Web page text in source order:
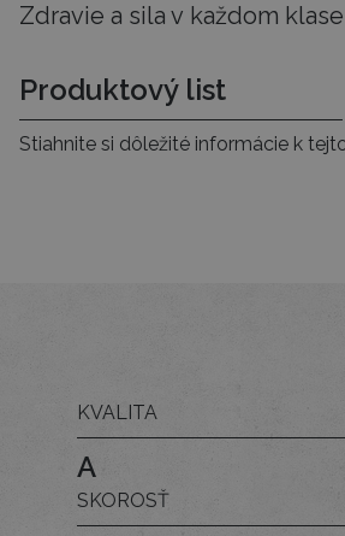
Zdravie a sila v každom klase
Produktový list
Stiahnite si dôležité informácie k
KVALITA
A
SKOROSŤ